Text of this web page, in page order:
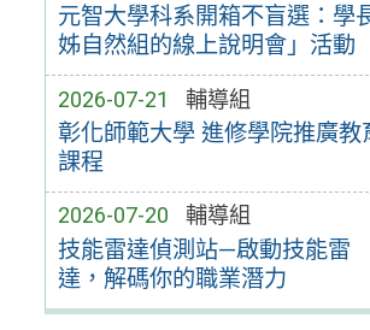
元智大學科系開箱不盲選：學
姊自然組的線上說明會」活動
2026-07-21 輔導組
彰化師範大學 進修學院推廣教
課程
2026-07-20 輔導組
技能雷達偵測站—啟動技能雷
達，解碼你的職業潛力